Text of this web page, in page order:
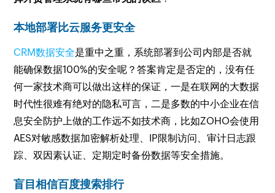
本地部署比云服务更安全
CRM数据安全是重中之重，系统部署到公司内部是否就
能确保数据100%的安全呢？答案肯定是否定的，没有任
何一家技术商可以做出这样的保证，一是在联网的大数据
时代性很难有绝对的隐私可言，二是多数的中小企业在信
息安全防护上做的工作远不如技术商，比如ZOHO会使用
AES对敏感数据加密解析处理、IP限制访问、审计日志跟
踪、双因素认证、定期定时备份数据等安全措施。
盲目相信百度搜索排行